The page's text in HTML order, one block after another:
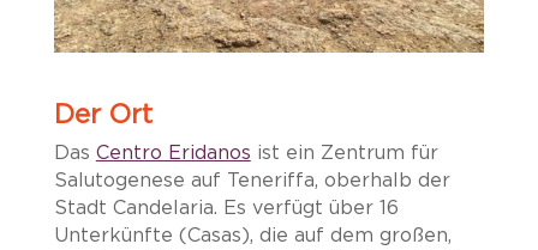
Der Ort
​Das Centro Eridanos ist ein Zentrum für
Salutogenese auf Teneriffa, oberhalb der
Stadt Candelaria. Es verfügt über 16
Unterkünfte (Casas), die auf dem großen,